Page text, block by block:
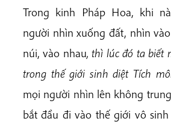
Trong kinh Pháp Hoa, khi
người nhìn xuống đất, nhìn
núi, vào nhau, thì lúc đó ta biết
trong thế giới sinh diệt Tích
mọi người nhìn lên không
bắt đầu đi vào thế giới vô